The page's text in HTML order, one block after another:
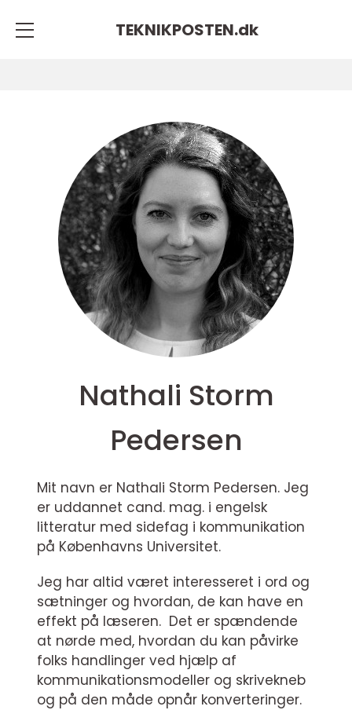
TEKNIKPOSTEN.dk
Nathali Storm
Pedersen
Mit navn er Nathali Storm Pedersen. Jeg
er uddannet cand. mag. i engelsk
litteratur med sidefag i kommunikation
på Københavns Universitet.
Jeg har altid været interesseret i ord og
sætninger og hvordan, de kan have en
effekt på læseren. Det er spændende
at nørde med, hvordan du kan påvirke
folks handlinger ved hjælp af
kommunikationsmodeller og skrivekneb
og på den måde opnår konverteringer.